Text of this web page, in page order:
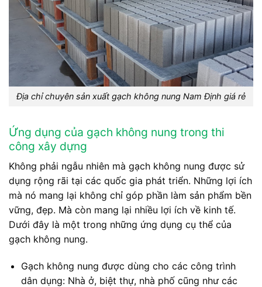
Địa chỉ chuyên sản xuất gạch không nung Nam Định giá rẻ
Ứng dụng của gạch không nung trong thi
công xây dựng
Không phải ngẫu nhiên mà gạch không nung được sử
dụng rộng rãi tại các quốc gia phát triển. Những lợi ích
mà nó mang lại không chỉ góp phần làm sản phẩm bền
vững, đẹp. Mà còn mang lại nhiều lợi ích về kinh tế.
Dưới đây là một trong những ứng dụng cụ thể của
gạch không nung.
Gạch không nung được dùng cho các công trình
dân dụng: Nhà ở, biệt thự, nhà phố cũng như các